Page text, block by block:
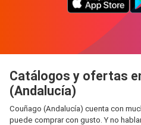
Catálogos y ofertas
(Andalucía)
Couñago (Andalucía) cuenta con
puede comprar con gusto. Y no